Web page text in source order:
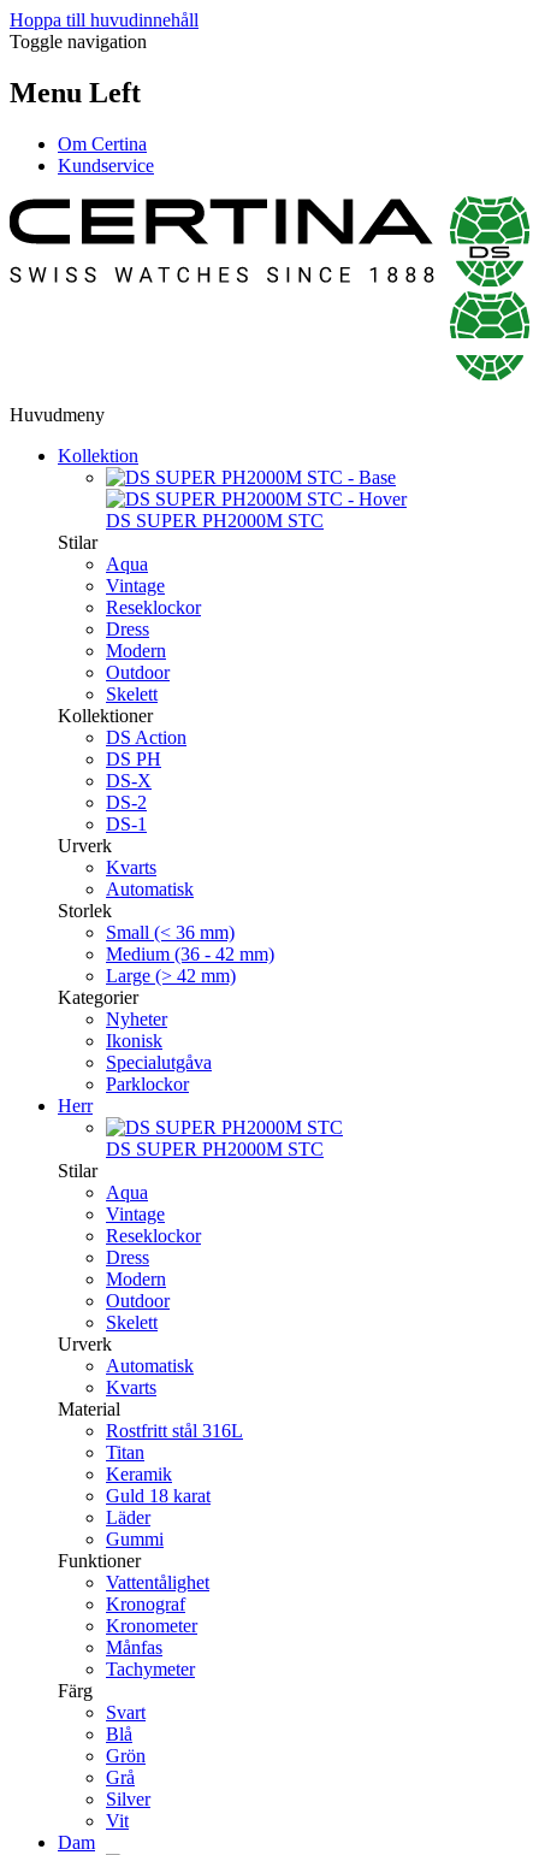
Hoppa till huvudinnehåll
Toggle navigation
Menu Left
Om Certina
Kundservice
Huvudmeny
Kollektion
DS SUPER PH2000M STC
Stilar
Aqua
Vintage
Reseklockor
Dress
Modern
Outdoor
Skelett
Kollektioner
DS Action
DS PH
DS-X
DS-2
DS-1
Urverk
Kvarts
Automatisk
Storlek
Small (< 36 mm)
Medium (36 - 42 mm)
Large (> 42 mm)
Kategorier
Nyheter
Ikonisk
Specialutgåva
Parklockor
Herr
DS SUPER PH2000M STC
Stilar
Aqua
Vintage
Reseklockor
Dress
Modern
Outdoor
Skelett
Urverk
Automatisk
Kvarts
Material
Rostfritt stål 316L
Titan
Keramik
Guld 18 karat
Läder
Gummi
Funktioner
Vattentålighet
Kronograf
Kronometer
Månfas
Tachymeter
Färg
Svart
Blå
Grön
Grå
Silver
Vit
Dam